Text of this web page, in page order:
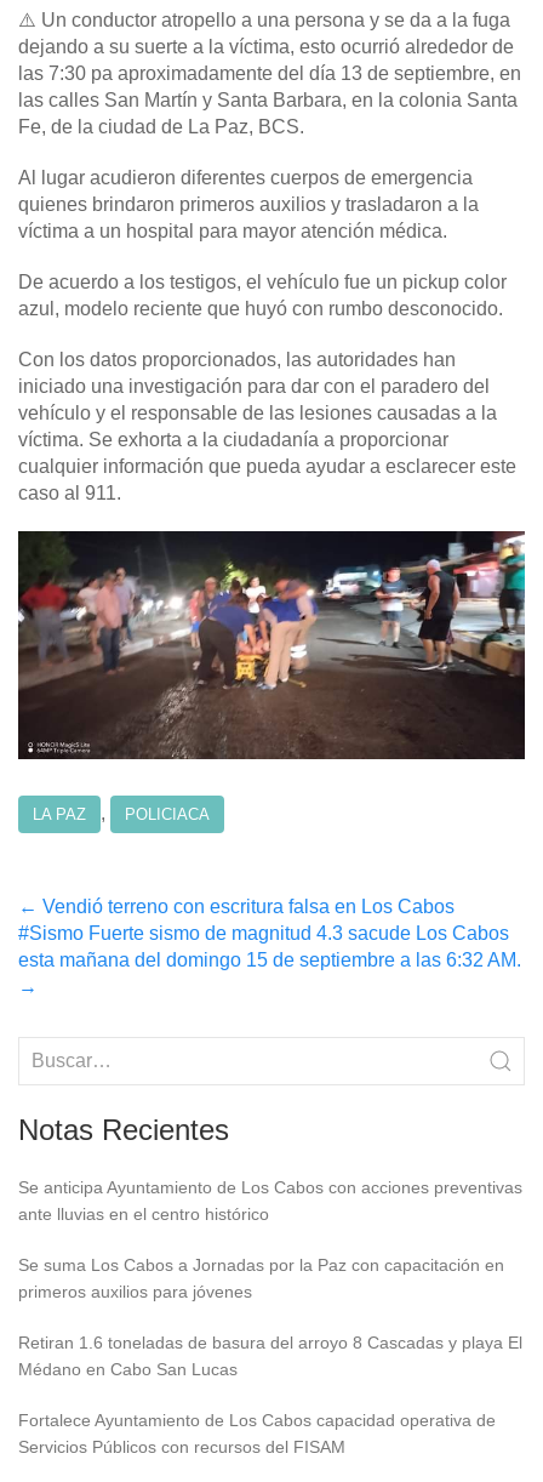
⚠️ Un conductor atropello a una persona y se da a la fuga
dejando a su suerte a la víctima, esto ocurrió alrededor de
las 7:30 pa aproximadamente del día 13 de septiembre, en
las calles San Martín y Santa Barbara, en la colonia Santa
Fe, de la ciudad de La Paz, BCS.
Al lugar acudieron diferentes cuerpos de emergencia
quienes brindaron primeros auxilios y trasladaron a la
víctima a un hospital para mayor atención médica.
De acuerdo a los testigos, el vehículo fue un pickup color
azul, modelo reciente que huyó con rumbo desconocido.
Con los datos proporcionados, las autoridades han
iniciado una investigación para dar con el paradero del
vehículo y el responsable de las lesiones causadas a la
víctima. Se exhorta a la ciudadanía a proporcionar
cualquier información que pueda ayudar a esclarecer este
caso al 911.
LA PAZ , POLICIACA
Post
navigation
← Vendió terreno con escritura falsa en Los Cabos
#Sismo Fuerte sismo de magnitud 4.3 sacude Los Cabos
esta mañana del domingo 15 de septiembre a las 6:32 AM.
→
Notas Recientes
Se anticipa Ayuntamiento de Los Cabos con acciones preventivas
ante lluvias en el centro histórico
Se suma Los Cabos a Jornadas por la Paz con capacitación en
primeros auxilios para jóvenes
Retiran 1.6 toneladas de basura del arroyo 8 Cascadas y playa El
Médano en Cabo San Lucas
Fortalece Ayuntamiento de Los Cabos capacidad operativa de
Servicios Públicos con recursos del FISAM